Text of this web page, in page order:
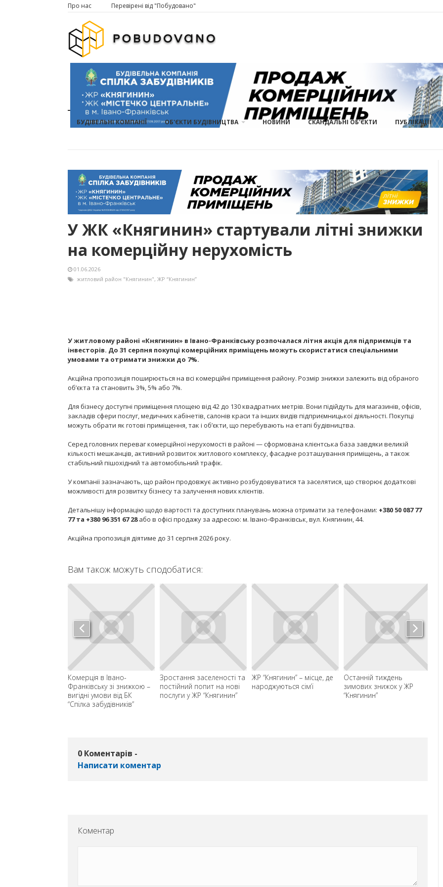
Про нас Перевірені від "Побудовано"
БУДІВЕЛЬНІ КОМПАНІЇ ОБ'ЄКТИ БУДІВНИЦТВА НОВИНИ СКАНДАЛЬНІ ОБ'ЄКТИ ПУБЛІКАЦІЇ
У ЖК «Княгинин» стартували літні знижки
на комерційну нерухомість
01.06.2026
житловий район "Княгинин", ЖР “Княгинин”
У житловому районі «Княгинин» в Івано-Франківську розпочалася літня акція для підприємців та
інвесторів. До 31 серпня покупці комерційних приміщень можуть скористатися спеціальними
умовами та отримати знижки до 7%.
Акційна пропозиція поширюється на всі комерційні приміщення району. Розмір знижки залежить від обраного
об’єкта та становить 3%, 5% або 7%.
Для бізнесу доступні приміщення площею від 42 до 130 квадратних метрів. Вони підійдуть для магазинів, офісів,
закладів сфери послуг, медичних кабінетів, салонів краси та інших видів підприємницької діяльності. Покупці
можуть обрати як готові приміщення, так і об’єкти, що перебувають на етапі будівництва.
Серед головних переваг комерційної нерухомості в районі — сформована клієнтська база завдяки великій
кількості мешканців, активний розвиток житлового комплексу, фасадне розташування приміщень, а також
стабільний пішохідний та автомобільний трафік.
У компанії зазначають, що район продовжує активно розбудовуватися та заселятися, що створює додаткові
можливості для розвитку бізнесу та залучення нових клієнтів.
Детальнішу інформацію щодо вартості та доступних планувань можна отримати за телефонами: +380 50 087 77
77 та +380 96 351 67 28або в офісі продажу за адресою: м. Івано-Франківськ, вул. Княгинин, 44.
Акційна пропозиція діятиме до 31 серпня 2026 року.
Вам також можуть сподобатися:
Комерція в Івано-
Франківську зі знижкою –
вигідні умови від БК
“Спілка забудівників”
Зростання заселеності та
постійний попит на нові
послуги у ЖР “Княгинин”
ЖР “Княгинин” – місце, де
народжуються сім’ї
Останній тиждень
зимових знижок у ЖР
“Княгинин”
0 Коментарів -
Написати коментар
Коментар